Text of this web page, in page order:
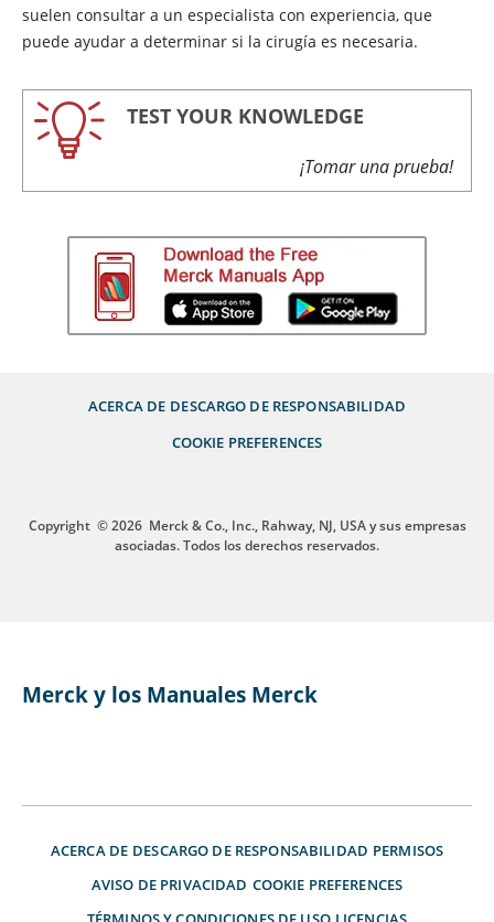
suelen consultar a un especialista con experiencia, que
puede ayudar a determinar si la cirugía es necesaria.
TEST YOUR KNOWLEDGE
¡Tomar una prueba!
ACERCA DE DESCARGO DE RESPONSABILIDAD
COOKIE PREFERENCES
Copyright © 2026 Merck & Co., Inc., Rahway, NJ, USA y sus empresas
asociadas. Todos los derechos reservados.
Merck y los Manuales Merck
ACERCA DE DESCARGO DE RESPONSABILIDAD PERMISOS
AVISO DE PRIVACIDAD COOKIE PREFERENCES